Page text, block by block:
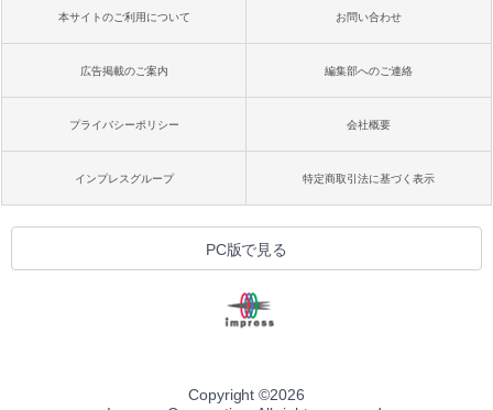
本サイトのご利用について お問い合わせ
広告掲載のご案内 編集部へのご連絡
プライバシーポリシー 会社概要
インプレスグループ 特定商取引法に基づく表示
PC版で見る
Copyright ©2026